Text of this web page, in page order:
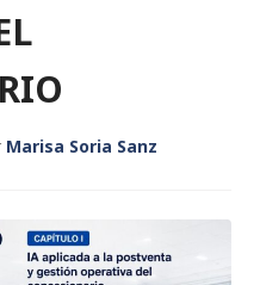
Marisa Soria Sanz